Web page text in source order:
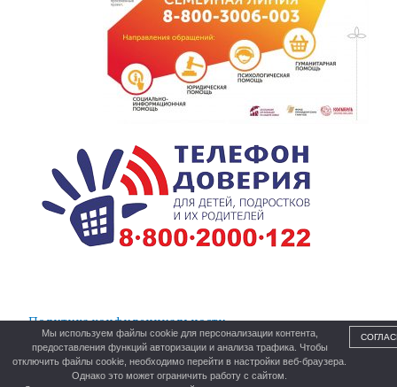
Политика конфиденциальности
Мы используем файлы cookie для персонализации контента,
предоставления функций авторизации и анализа трафика. Чтобы
отключить файлы cookie, необходимо перейти в настройки веб-браузера.
Однако это может ограничить работу с сайтом.